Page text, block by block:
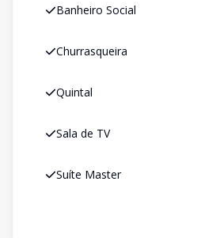
Banheiro Social
Churrasqueira
Quintal
Sala de TV
Suíte Master